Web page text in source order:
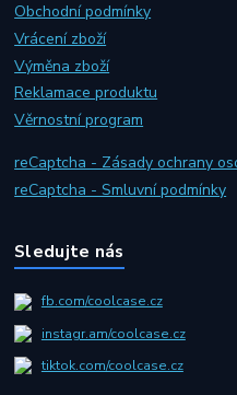
Obchodní podmínky
Vrácení zboží
Výměna zboží
Reklamace produktu
Věrnostní program
reCaptcha - Zásady ochrany
reCaptcha - Smluvní podmínky
Sledujte nás
fb.com/coolcase.cz
instagr.am/coolcase.cz
tiktok.com/coolcase.cz